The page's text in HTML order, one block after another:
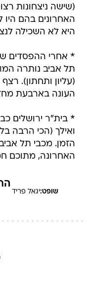
(שישה ניצחונות
האחרונים בהם היו
היא לא השכילה
* אחרי ההפסדים של
תל אביב נותרה
(עליון ותחתון).
העונה בארבעת
האחרונה, מתוכם
שופט:יגאל פריד